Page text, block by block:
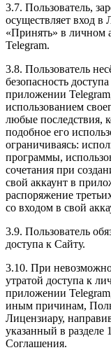
3.7. Пользователь,
осуществляет вход
«Принять» в личном
Telegram.
3.8. Пользователь
безопасность
приложении
использованием
любые последствия,
подобное его
ограничиваясь:
программы,
сочетания при
свой аккаунт в
распоряжение
со входом в свой
3.9. Пользователь
доступа к Сайту.
3.10. При
утратой доступа к
приложении
иным причинам,
Лицензиару,
указанный в разделе
Соглашения.